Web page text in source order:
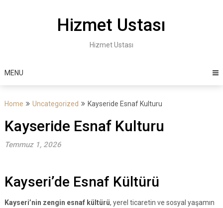
Hizmet Ustası
Hizmet Ustası
MENU
Home Uncategorized Kayseride Esnaf Kulturu
Kayseride Esnaf Kulturu
Temmuz 1, 2026
Kayseri’de Esnaf Kültürü
Kayseri’nin zengin esnaf kültürü, yerel ticaretin ve sosyal yaşamın